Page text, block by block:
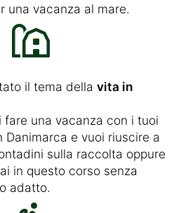
una vacanza al mare.
il tema della vita in
fare una vacanza con i tuoi
e vuoi riuscire a
sulla raccolta oppure
in questo corso senza
adatto.